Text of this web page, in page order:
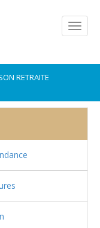
RETRAITE